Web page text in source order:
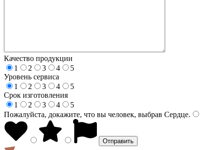
Качество продукции
1
2 3 4
5
Уровень сервиса
1
2 3 4
5
Срок изготовления
1
2 3 4
5
Пожалуйста, докажите, что вы человек, выбрав Сердце.